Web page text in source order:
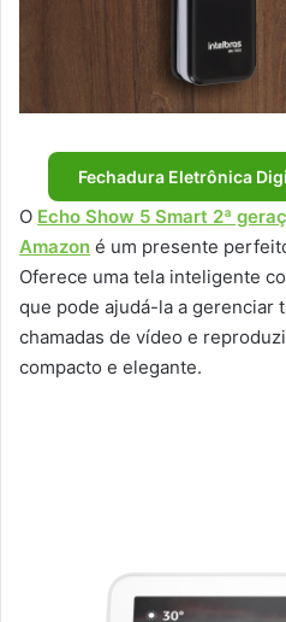
Fechadura Eletrônica
O Echo Show 5 Smart 2ª
Amazon é um presente
Oferece uma tela inteligente
que pode ajudá-la a gerenciar
chamadas de vídeo e
compacto e elegante.